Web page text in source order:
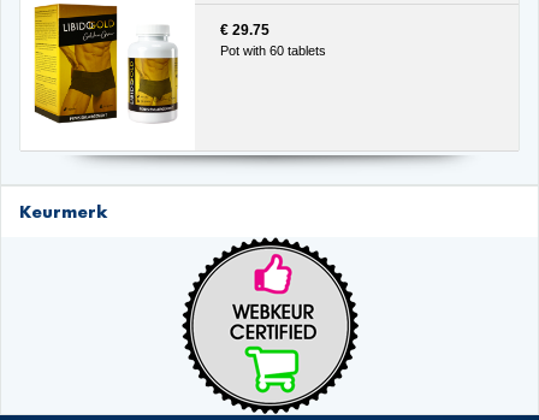
€ 29.75
Pot with 60 tablets
Keurmerk